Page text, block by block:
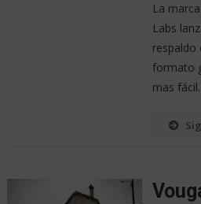
La
Labs
respaldo
formato
mas fácil.